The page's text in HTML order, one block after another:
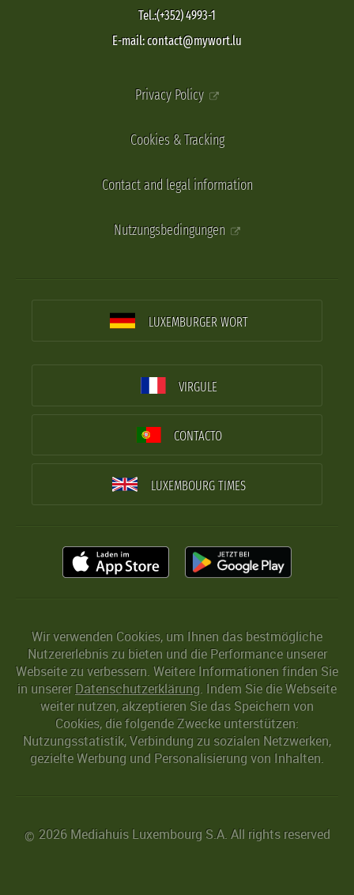
Tel.:(+352) 4993-1
E-mail: contact@mywort.lu
Privacy Policy
Cookies & Tracking
Contact and legal information
Nutzungsbedingungen
LUXEMBURGER WORT
VIRGULE
CONTACTO
LUXEMBOURG TIMES
Wir verwenden Cookies, um Ihnen das bestmögliche
Nutzererlebnis zu bieten und die Performance unserer
Webseite zu verbessern. Weitere Informationen finden Sie
in unserer Datenschutzerklärung. Indem Sie die Webseite
weiter nutzen, akzeptieren Sie das Speichern von
Cookies, die folgende Zwecke unterstützen:
Nutzungsstatistik, Verbindung zu sozialen Netzwerken,
gezielte Werbung und Personalisierung von Inhalten.
© 2026 Mediahuis Luxembourg S.A. All rights reserved